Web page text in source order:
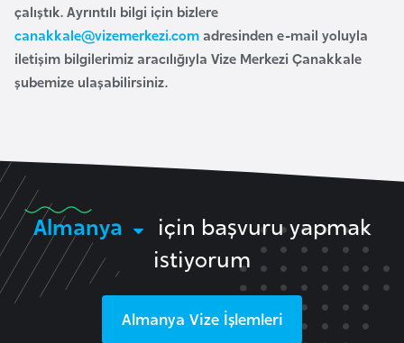
çalıştık. Ayrıntılı bilgi için bizlere
canakkale@vizemerkezi.comadresinden e-mail yoluyla
iletişim bilgilerimiz aracılığıyla Vize Merkezi Çanakkale
şubemize ulaşabilirsiniz.
Almanya
için başvuru yapmak
istiyorum
Almanya Vize İşlemleri
B
u
l
s
t
a
n